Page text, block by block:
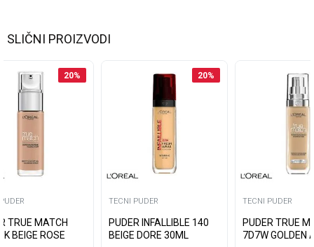
SLIČNI PROIZVODI
20%
TRUE MATCH
BEIGE ROSE
20%
TECNI PUDER
PUDER INFALLIBLE 140
BEIGE DORE 30ML
TECNI PUDER
PUDER TRUE
7D7W GOLDEN